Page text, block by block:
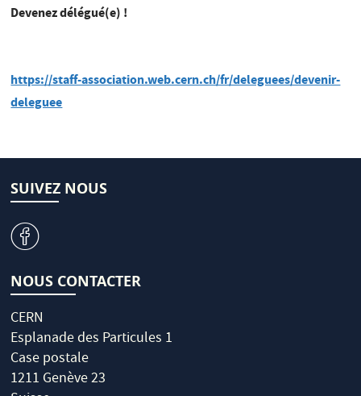
Devenez délégué(e) !
https://staff-association.web.cern.ch/fr/deleguees/devenir-
deleguee
SUIVEZ NOUS
v
NOUS CONTACTER
CERN
Esplanade des Particules 1
Case postale
1211 Genève 23